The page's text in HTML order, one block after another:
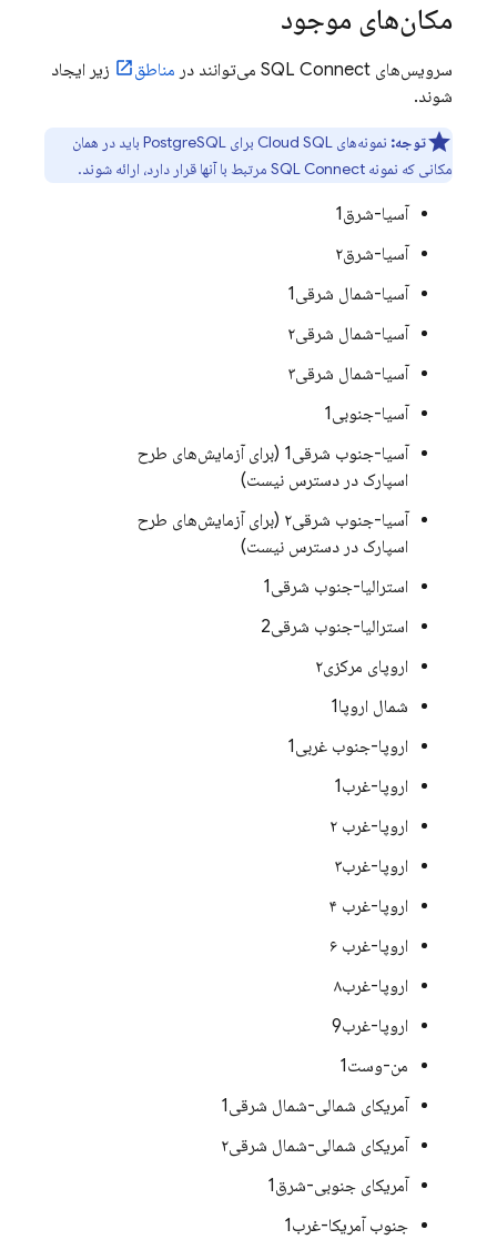
مکان‌های موجود
سرویس‌های SQL Connect می‌توانند در مناطق
زیر ایجاد
شوند.
توجه: نمونه‌هایCloud SQL
برای PostgreSQL باید در همان
مکانی که نمونه SQL Connect مرتبط با آنها قرار دارد، ارائه شوند.
آسیا-شرق1
آسیا-شرق۲
آسیا-شمال شرقی1
آسیا-شمال شرقی۲
آسیا-شمال شرقی۳
آسیا-جنوبی1
آسیا-جنوب شرقی1 (برای آزمایش‌های طرح
اسپارک در دسترس نیست)
آسیا-جنوب شرقی۲ (برای آزمایش‌های طرح
اسپارک در دسترس نیست)
استرالیا-جنوب شرقی1
استرالیا-جنوب شرقی2
اروپای مرکزی۲
شمال اروپا1
اروپا-جنوب غربی1
اروپا-غرب1
اروپا-غرب ۲
اروپا-غرب۳
اروپا-غرب ۴
اروپا-غرب ۶
اروپا-غرب۸
اروپا-غرب9
من-وست1
آمریکای شمالی-شمال شرقی1
آمریکای شمالی-شمال شرقی۲
آمریکای جنوبی-شرق1
جنوب آمریکا-غرب1